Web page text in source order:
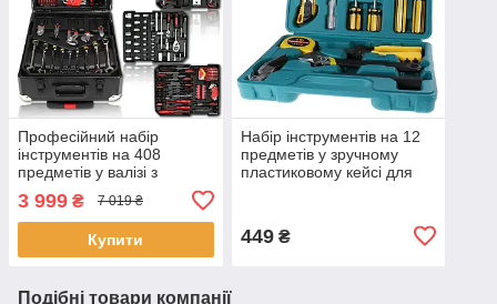
Професійний набір
інструментів на 408
предметів у валізі з
3 999 ₴ 7 019 ₴
Купити
Набір інструментів на 12
предметів у зручному
пластиковому кейсі для
449₴
Подібні товари компанії